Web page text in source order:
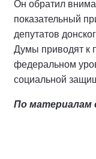
Он обратил
показательный
депутатов
Думы приводят к
федеральном
социальной
По материалам